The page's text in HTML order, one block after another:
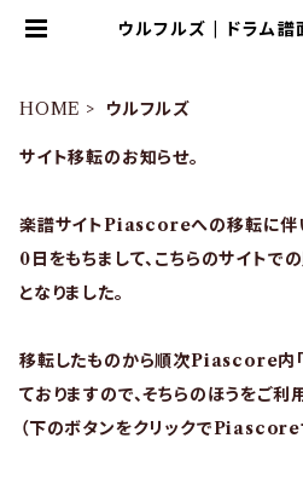
ウルフルズ | ドラム
HOME ウルフルズ
サイト移転のお知らせ。
楽譜サイトPiascoreへの移転に伴
0日をもちまして、こちらのサイトで
となりました。
移転したものから順次Piascore内「
ておりますので、そちらのほうをご利
（下のボタンをクリックでPiascore